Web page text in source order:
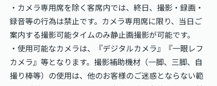
・カメラ専用席を除く客席内では、終日、撮影・録画・
録音等の行為は禁止です。カメラ専用席に限り、当日ご
案内する撮影可能タイムのみ静止画撮影が可能です。
・使用可能なカメラは、『デジタルカメラ』『一眼レフ
カメラ』等となります。撮影補助機材（一脚、三脚、自
撮り棒等）の使用は、他のお客様のご迷惑とならない範